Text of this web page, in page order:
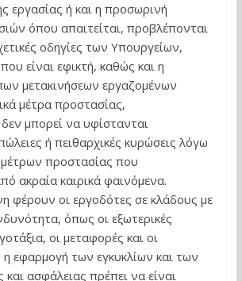
εργασίας ή και η προσωρινή
όπου απαιτείται, προβλέπονται
οδηγίες των Υπουργείων,
είναι εφικτή, καθώς και η
μετακινήσεων εργαζομένων
μέτρα προστασίας,
μπορεί να υφίστανται
ή πειθαρχικές κυρώσεις λόγω
προστασίας που
ακραία καιρικά φαινόμενα.
φέρουν οι εργοδότες σε κλάδους με
όπως οι εξωτερικές
οι μεταφορές και οι
εφαρμογή των εγκυκλίων και των
ασφάλειας πρέπει να είναι